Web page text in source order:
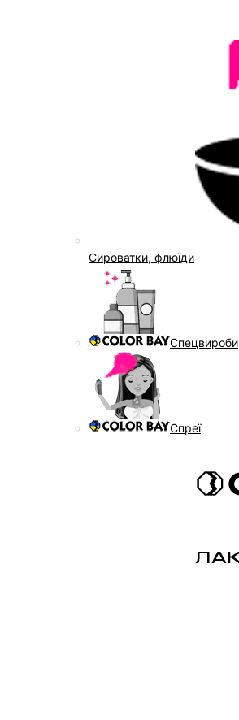
Сироватки, флюїди
Спецвироби
Спреї